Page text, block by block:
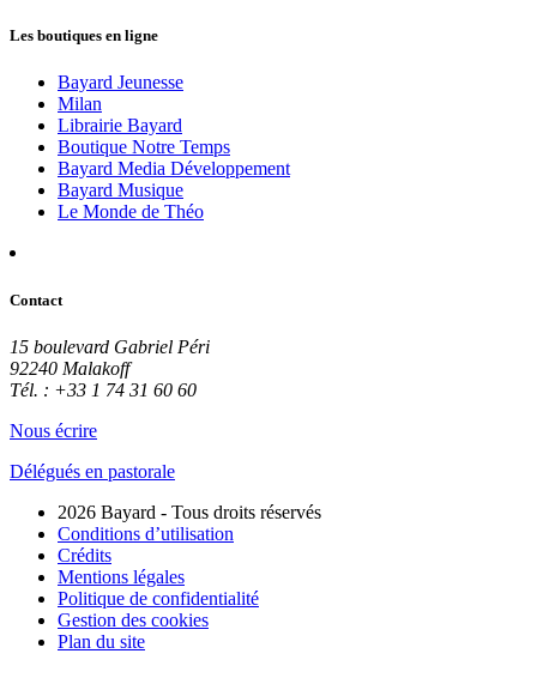
Les boutiques en ligne
Bayard Jeunesse
Milan
Librairie Bayard
Boutique Notre Temps
Bayard Media Développement
Bayard Musique
Le Monde de Théo
Contact
15 boulevard Gabriel Péri
92240 Malakoff
Tél. : +33 1 74 31 60 60
Nous écrire
Délégués en pastorale
2026 Bayard - Tous droits réservés
Conditions d’utilisation
Crédits
Mentions légales
Politique de confidentialité
Gestion des cookies
Plan du site